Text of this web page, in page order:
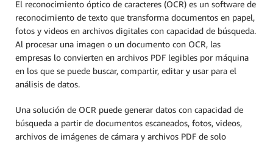
El reconocimiento óptico de caracteres (OCR) es un software de
reconocimiento de texto que transforma documentos en papel,
fotos y videos en archivos digitales con capacidad de búsqueda.
Al procesar una imagen o un documento con OCR, las
empresas lo convierten en archivos PDF legibles por máquina
en los que se puede buscar, compartir, editar y usar para el
análisis de datos.
Una solución de OCR puede generar datos con capacidad de
búsqueda a partir de documentos escaneados, fotos, videos,
archivos de imágenes de cámara y archivos PDF de solo